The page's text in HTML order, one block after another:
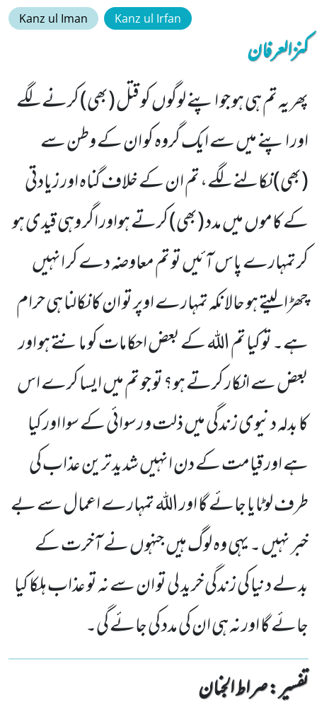
Kanz ul Iman Kanz ul Irfan
کنزالعرفان
پھر یہ تم ہی ہو جو اپنے لوگوں کو قتل (بھی) کرنے لگے
اور اپنے میں سے ایک گروہ کو ان کے وطن سے
(بھی) نکالنے لگے، تم ان کے خلاف گناہ اور زیادتی
کے کاموں میں مدد (بھی) کرتے ہواور اگر وہی قیدی ہو
کر تمہارے پاس آئیں تو تم معاوضہ دے کر انہیں
چھڑا لیتے ہو حالانکہ تمہارے اوپر تو ان کا نکالنا ہی حرام
ہے۔ تو کیا تم اللہ کے بعض احکامات کو مانتے ہو اور
بعض سے انکار کرتے ہو؟ تو جو تم میں ایسا کرے اس
کا بدلہ دنیوی زندگی میں ذلت و رسوائی کے سوا اور کیا
ہے اور قیامت کے دن انہیں شدید ترین عذاب کی
طرف لوٹایا جائے گا اور اللہ تمہارے اعمال سے بے
خبر نہیں ۔ یہی وہ لوگ ہیں جنہوں نے آخرت کے
بدلے دنیا کی زندگی خرید لی تو ان سے نہ تو عذاب ہلکا کیا
جائے گا اور نہ ہی ان کی مدد کی جائے گی۔
تفسیر : ‎صراط الجنان